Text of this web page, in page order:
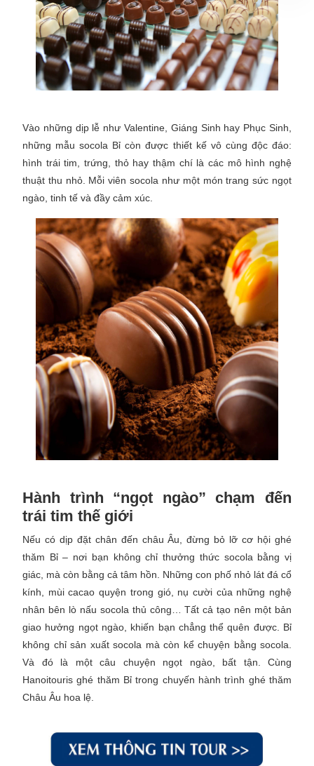
Vào những dịp lễ như Valentine, Giáng Sinh hay Phục Sinh,
những mẫu socola Bỉ còn được thiết kế vô cùng độc đáo:
hình trái tim, trứng, thỏ hay thậm chí là các mô hình nghệ
thuật thu nhỏ. Mỗi viên socola như một món trang sức ngọt
ngào, tinh tế và đầy cảm xúc.
Hành trình “ngọt ngào” chạm đến
trái tim thế giới
Nếu có dịp đặt chân đến châu Âu, đừng bỏ lỡ cơ hội ghé
thăm Bỉ – nơi bạn không chỉ thưởng thức socola bằng vị
giác, mà còn bằng cả tâm hồn. Những con phố nhỏ lát đá cổ
kính, mùi cacao quyện trong gió, nụ cười của những nghệ
nhân bên lò nấu socola thủ công… Tất cả tạo nên một bản
giao hưởng ngọt ngào, khiến bạn chẳng thể quên được. Bỉ
không chỉ sản xuất socola mà còn kể chuyện bằng socola.
Và đó là một câu chuyện ngọt ngào, bất tận. Cùng
Hanoitouris ghé thăm Bỉ trong chuyến hành trình ghé thăm
Châu Âu hoa lệ.